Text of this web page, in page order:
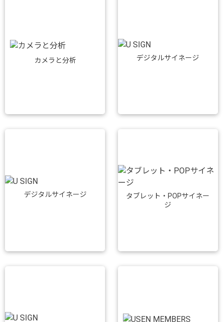
カメラと分析 デジタルサイネージ
デジタルサイネージ
タブレット・POPサイネー
ジ